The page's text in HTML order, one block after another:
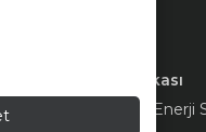
Kvkk ve Çerez Politikası
Madencilik Turizm Enerji